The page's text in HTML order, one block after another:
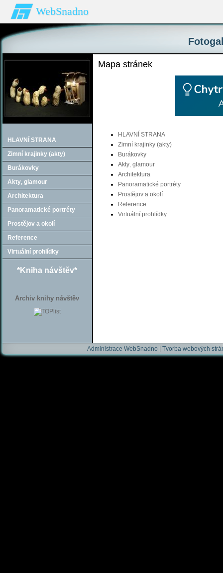
WebSnadno
HLAVNÍ STRANA
Zimní krajinky (akty)
Burákovky
Akty‚ glamour
Architektura
Panoramatické portréty
Prostějov a okolí
Reference
Virtuální prohlídky
*Kniha návštěv*
Archiv knihy návštěv
Mapa stránek
HLAVNÍ STRANA
Zimní krajinky (akty)
Burákovky
Akty‚ glamour
Architektura
Panoramatické portréty
Prostějov a okolí
Reference
Virtuální prohlídky
Administrace WebSnadno Tvorba webových